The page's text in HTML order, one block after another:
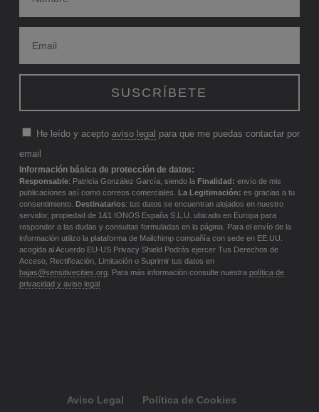
He leído y acepto aviso legal para que me puedas contactar por
email
Información básica de protección de datos:
Responsable: Patricia González García, siendo la Finalidad: envío de mis
publicaciones así como correos comerciales. La Legitimación: es gracias a tu
consentimiento. Destinatarios: tus datos se encuentran alojados en nuestro
servidor, propiedad de 1&1 IONOS España S.L.U. ubicado en Europa para
responder a las dudas y consultas formuladas en la página. Para el envío de la
información utilizo la plataforma de Mailchimp compañía con sede en EE.UU.
acogida al Acuerdo EU-US Privacy Shield Podrás ejercer Tus Derechos de
Acceso, Rectificación, Limitación o Suprimir tus datos en
bajas@sensitivecities.org. Para más información consulte nuestra política de
privacidad y aviso legal
Aviso Legal Política de Cookies